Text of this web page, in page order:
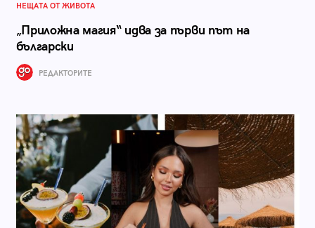
НЕЩАТА ОТ ЖИВОТА
„Приложна магия“ идва за първи път на
български
РЕДАКТОРИТЕ